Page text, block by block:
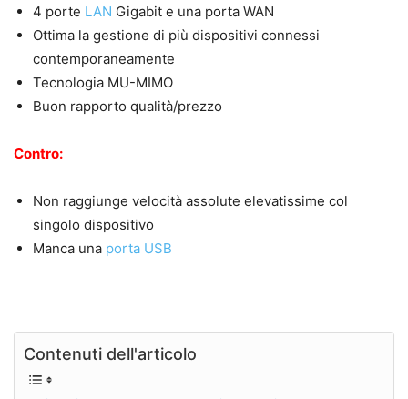
4 porte LAN Gigabit e una porta WAN
Ottima la gestione di più dispositivi connessi
contemporaneamente
Tecnologia MU-MIMO
Buon rapporto qualità/prezzo
Contro:
Non raggiunge velocità assolute elevatissime col
singolo dispositivo
Manca una porta USB
Contenuti dell'articolo